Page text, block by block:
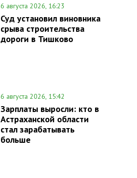
6 августа 2026, 16:23
Суд установил виновника
срыва строительства
дороги в Тишково
6 августа 2026, 15:42
Зарплаты выросли: кто в
Астраханской области
стал зарабатывать
больше